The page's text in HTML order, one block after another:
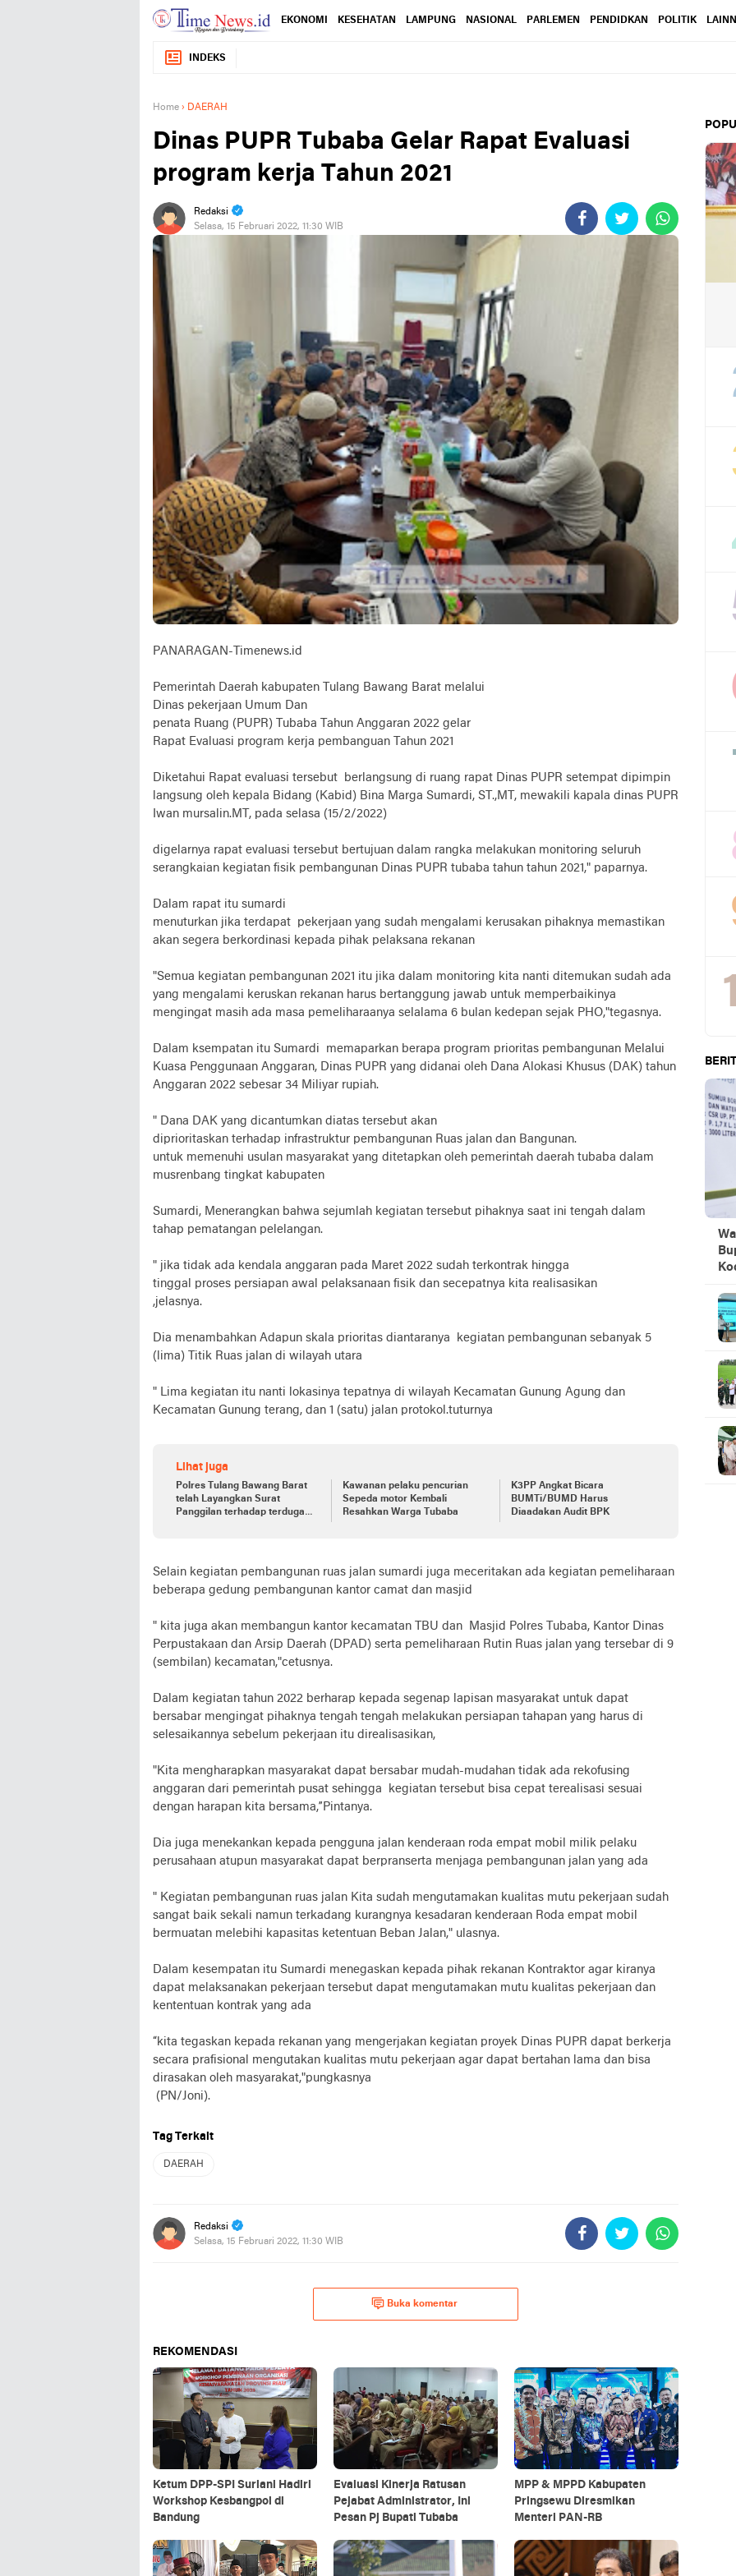
EKONOMI KESEHATAN LAMPUNG NASIONAL PARLEMEN PENDIDKAN POLITIK
INDEKS
Home › DAERAH
Dinas PUPR Tubaba Gelar Rapat Evaluasi
program kerja Tahun 2021
Redaksi
Selasa, 15 Februari 2022, 11:30 WIB
PANARAGAN-Timenews.id
Pemerintah Daerah kabupaten Tulang Bawang Barat melalui
Dinas pekerjaan Umum Dan
penata Ruang (PUPR) Tubaba Tahun Anggaran 2022 gelar
Rapat Evaluasi program kerja pembanguan Tahun 2021
Diketahui Rapat evaluasi tersebut berlangsung di ruang rapat Dinas PUPR setempat dipimpin
langsung oleh kepala Bidang (Kabid) Bina Marga Sumardi, ST.,MT, mewakili kapala dinas PUPR
Iwan mursalin.MT, pada selasa (15/2/2022)
digelarnya rapat evaluasi tersebut bertujuan dalam rangka melakukan monitoring seluruh
serangkaian kegiatan fisik pembangunan Dinas PUPR tubaba tahun tahun 2021," paparnya.
Dalam rapat itu sumardi
menuturkan jika terdapat pekerjaan yang sudah mengalami kerusakan pihaknya memastikan
akan segera berkordinasi kepada pihak pelaksana rekanan
"Semua kegiatan pembangunan 2021 itu jika dalam monitoring kita nanti ditemukan sudah ada
yang mengalami keruskan rekanan harus bertanggung jawab untuk memperbaikinya
mengingat masih ada masa pemeliharaanya selalama 6 bulan kedepan sejak PHO,"tegasnya.
Dalam ksempatan itu Sumardi memaparkan berapa program prioritas pembangunan Melalui
Kuasa Penggunaan Anggaran, Dinas PUPR yang didanai oleh Dana Alokasi Khusus (DAK) tahun
Anggaran 2022 sebesar 34 Miliyar rupiah.
" Dana DAK yang dicantumkan diatas tersebut akan
diprioritaskan terhadap infrastruktur pembangunan Ruas jalan dan Bangunan.
untuk memenuhi usulan masyarakat yang ditetapkan oleh pemerintah daerah tubaba dalam
musrenbang tingkat kabupaten
Sumardi, Menerangkan bahwa sejumlah kegiatan tersebut pihaknya saat ini tengah dalam
tahap pematangan pelelangan.
" jika tidak ada kendala anggaran pada Maret 2022 sudah terkontrak hingga
tinggal proses persiapan awal pelaksanaan fisik dan secepatnya kita realisasikan
,jelasnya.
Dia menambahkan Adapun skala prioritas diantaranya kegiatan pembangunan sebanyak 5
(lima) Titik Ruas jalan di wilayah utara
" Lima kegiatan itu nanti lokasinya tepatnya di wilayah Kecamatan Gunung Agung dan
Kecamatan Gunung terang, dan 1 (satu) jalan protokol.tuturnya
Lihat juga
Polres Tulang Bawang Barat
telah Layangkan Surat
Panggilan terhadap terduga
Kawanan pelaku pencurian
Sepeda motor Kembali
Resahkan Warga Tubaba
K3PP Angkat Bicara
BUMTi/BUMD Harus
Diaadakan Audit BPK
Selain kegiatan pembangunan ruas jalan sumardi juga meceritakan ada kegiatan pemeliharaan
beberapa gedung pembangunan kantor camat dan masjid
" kita juga akan membangun kantor kecamatan TBU dan Masjid Polres Tubaba, Kantor Dinas
Perpustakaan dan Arsip Daerah (DPAD) serta pemeliharaan Rutin Ruas jalan yang tersebar di 9
(sembilan) kecamatan,"cetusnya.
Dalam kegiatan tahun 2022 berharap kepada segenap lapisan masyarakat untuk dapat
bersabar mengingat pihaknya tengah tengah melakukan persiapan tahapan yang harus di
selesaikannya sebelum pekerjaan itu direalisasikan,
"Kita mengharapkan masyarakat dapat bersabar mudah-mudahan tidak ada rekofusing
anggaran dari pemerintah pusat sehingga kegiatan tersebut bisa cepat terealisasi sesuai
dengan harapan kita bersama,”Pintanya.
Dia juga menekankan kepada pengguna jalan kenderaan roda empat mobil milik pelaku
perusahaan atupun masyarakat dapat berpranserta menjaga pembangunan jalan yang ada
" Kegiatan pembangunan ruas jalan Kita sudah mengutamakan kualitas mutu pekerjaan sudah
sangat baik sekali namun terkadang kurangnya kesadaran kenderaan Roda empat mobil
bermuatan melebihi kapasitas ketentuan Beban Jalan," ulasnya.
Dalam kesempatan itu Sumardi menegaskan kepada pihak rekanan Kontraktor agar kiranya
dapat melaksanakan pekerjaan tersebut dapat mengutamakan mutu kualitas pekerjaan dan
kententuan kontrak yang ada
“kita tegaskan kepada rekanan yang mengerjakan kegiatan proyek Dinas PUPR dapat berkerja
secara prafisional mengutakan kualitas mutu pekerjaan agar dapat bertahan lama dan bisa
dirasakan oleh masyarakat,"pungkasnya
(PN/Joni).
Tag Terkait
DAERAH
Redaksi
Selasa, 15 Februari 2022, 11:30 WIB
Buka komentar
REKOMENDASI
Ketum DPP-SPI Suriani Hadiri
Workshop Kesbangpol di
Bandung
Evaluasi Kinerja Ratusan
Pejabat Administrator, Ini
Pesan Pj Bupati Tubaba
MPP & MPPD Kabupaten
Pringsewu Diresmikan
Menteri PAN-RB